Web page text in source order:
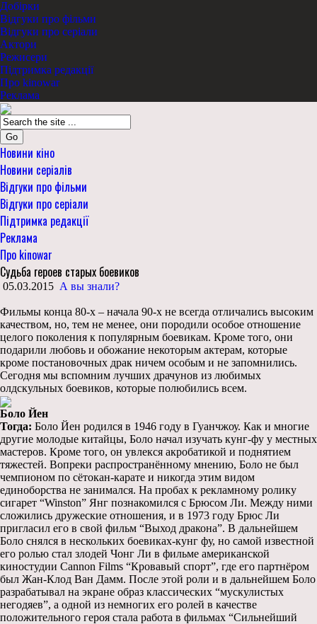
Добірки
Відгуки про фільми
Відгуки про серіали
Актори
Режисери
Підтримка редакції
Про kinowar
Реклама
Go
Новини кіно
Новини серіалів
Відгуки про фільми
Відгуки про серіали
Підтримка редакції
Реклама
Про kinowar
Судьба героев старых боевиков
05.03.2015 А вы знали?
Фильмы конца 80-х – начала 90-х не всегда отличались высоким
качеством, но, тем не менее, они породили особое отношение
целого поколения к популярным боевикам. Кроме того, они
подарили любовь и обожание некоторым актерам, которые
кроме постановочных драк ничем особым и не запомнились.
Сегодня мы вспомним лучших драчунов из любимых
олдскульных боевиков, которые полюбились всем.
Боло Йен
Тогда: Боло Йен родился в 1946 году в Гуанчжоу. Как и многие
другие молодые китайцы, Боло начал изучать кунг-фу у местных
мастеров. Кроме того, он увлекся акробатикой и поднятием
тяжестей. Вопреки распространённому мнению, Боло не был
чемпионом по сётокан-карате и никогда этим видом
единоборства не занимался. На пробах к рекламному ролику
сигарет “Winston” Янг познакомился с Брюсом Ли. Между ними
сложились дружеские отношения, и в 1973 году Брюс Ли
пригласил его в свой фильм “Выход дракона”. В дальнейшем
Боло снялся в нескольких боевиках-кунг фу, но самой известной
его ролью стал злодей Чонг Ли в фильме американской
киностудии Cannon Films “Кровавый спорт”, где его партнёром
был Жан-Клод Ван Дамм. После этой роли и в дальнейшем Боло
разрабатывал на экране образ классических “мускулистых
негодяев”, а одной из немногих его ролей в качестве
положительного героя стала работа в фильмах “Сильнейший